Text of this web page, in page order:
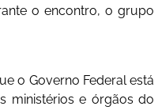
o encontro, o grupo
o Governo Federal está
ministérios e órgãos do